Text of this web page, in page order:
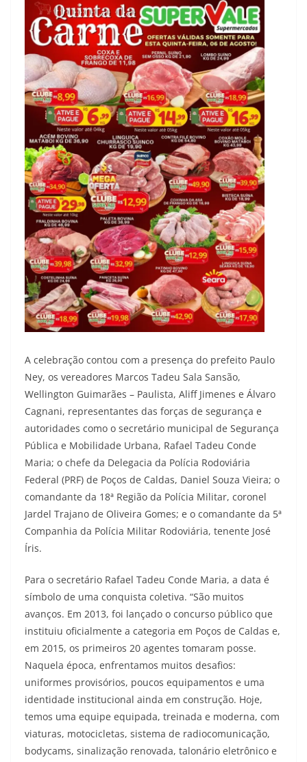
A celebração contou com a presença do prefeito Paulo
Ney, os vereadores Marcos Tadeu Sala Sansão,
Wellington Guimarães – Paulista, Aliff Jimenes e Álvaro
Cagnani, representantes das forças de segurança e
autoridades como o secretário municipal de Segurança
Pública e Mobilidade Urbana, Rafael Tadeu Conde
Maria; o chefe da Delegacia da Polícia Rodoviária
Federal (PRF) de Poços de Caldas, Daniel Souza Vieira; o
comandante da 18ª Região da Polícia Militar, coronel
Jardel Trajano de Oliveira Gomes; e o comandante da 5ª
Companhia da Polícia Militar Rodoviária, tenente José
Íris.
Para o secretário Rafael Tadeu Conde Maria, a data é
símbolo de uma conquista coletiva. “São muitos
avanços. Em 2013, foi lançado o concurso público que
instituiu oficialmente a categoria em Poços de Caldas e,
em 2015, os primeiros 20 agentes tomaram posse.
Naquela época, enfrentamos muitos desafios:
uniformes provisórios, poucos equipamentos e uma
identidade institucional ainda em construção. Hoje,
temos uma equipe equipada, treinada e moderna, com
viaturas, motocicletas, sistema de radiocomunicação,
bodycams, sinalização renovada, talonário eletrônico e